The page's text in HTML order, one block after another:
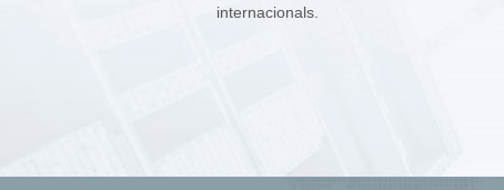
internacionals.